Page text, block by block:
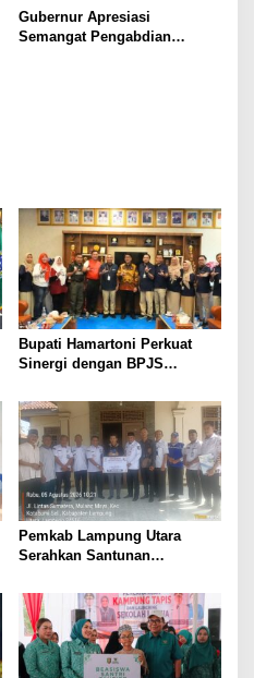
Gubernur Apresiasi
Semangat Pengabdian
Bupati Hamartoni Perkuat
Sinergi dengan BPJS
Kesehatan Makin Cepat dan
Mudah
Pemkab Lampung Utara
Serahkan Santunan
Korban Kebakaran